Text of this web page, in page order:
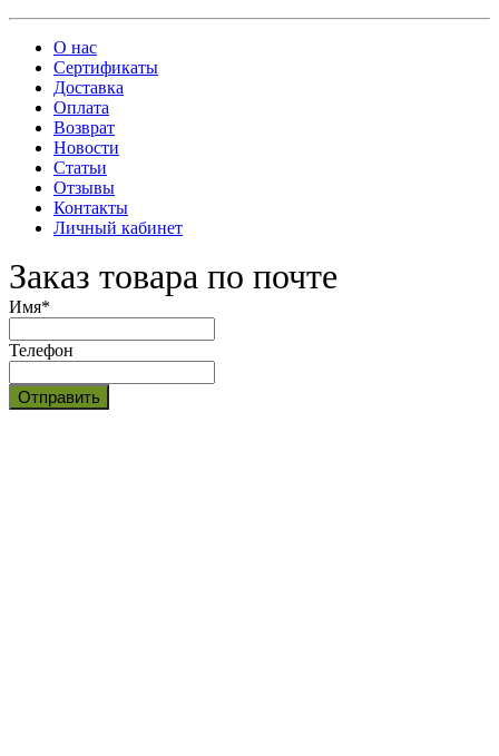
О нас
Сертификаты
Доставка
Оплата
Возврат
Новости
Статьи
Отзывы
Контакты
Личный кабинет
Заказ товара по почте
Имя*
Телефон
Отправить